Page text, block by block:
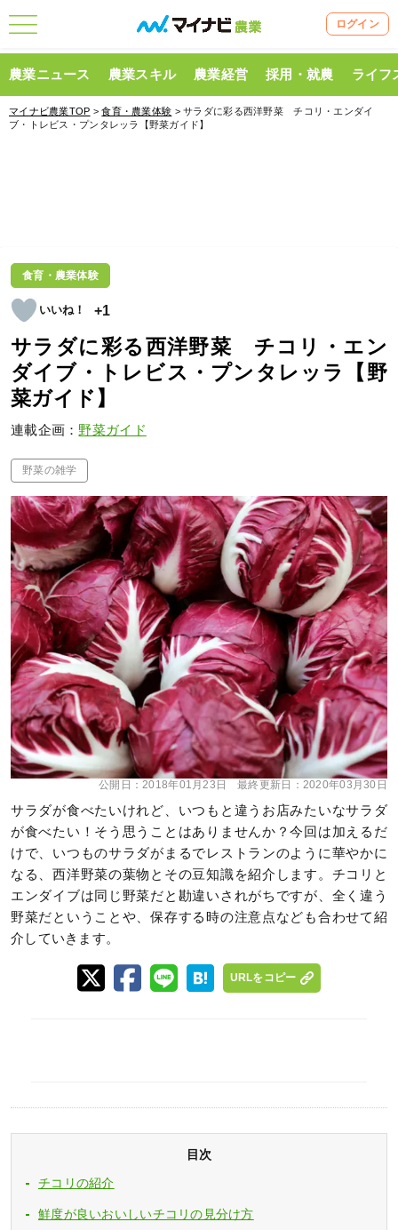
ログイン
農業ニュース 農業スキル 農業経営 採用・就農 ライフ
マイナビ農業TOP >食育・農業体験 > サラダに彩る西洋野菜 チコリ・エンダイ
ブ・トレビス・プンタレッラ【野菜ガイド】
食育・農業体験
+1
サラダに彩る西洋野菜 チコリ・エン
ダイブ・トレビス・プンタレッラ【野
菜ガイド】
連載企画： 野菜ガイド
野菜の雑学
公開日：2018年01月23日 最終更新日： 2020年03月30日
サラダが食べたいけれど、いつもと違うお店みたいなサラダ
が食べたい！そう思うことはありませんか？今回は加えるだ
けで、いつものサラダがまるでレストランのように華やかに
なる、西洋野菜の葉物とその豆知識を紹介します。チコリと
エンダイブは同じ野菜だと勘違いされがちですが、全く違う
野菜だということや、保存する時の注意点なども合わせて紹
介していきます。
URLをコピー
目次
チコリの紹介
鮮度が良いおいしいチコリの見分け方